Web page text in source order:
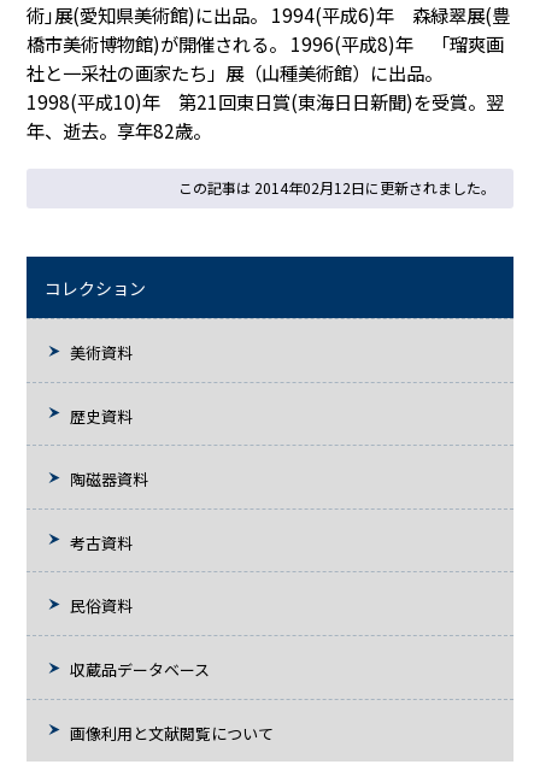
術｣展(愛知県美術館)に出品。 1994(平成6)年 森緑翠展(豊
橋市美術博物館)が開催される。 1996(平成8)年 「瑠爽画
社と一采社の画家たち」展（山種美術館）に出品。
1998(平成10)年 第21回東日賞(東海日日新聞)を受賞。翌
年、逝去。享年82歳。
この記事は 2014年02月12日に更新されました。
コレクション
美術資料
歴史資料
陶磁器資料
考古資料
民俗資料
収蔵品データベース
画像利用と文献閲覧について